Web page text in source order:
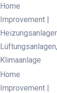
Home
Improvement |
Lüftungsanlagen,
Klimaanlage
Home
Improvement |